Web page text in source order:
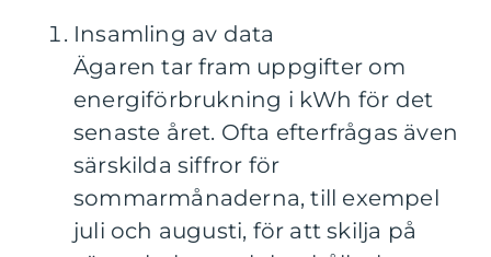
Insamling av data
Ägaren tar fram uppgifter om
energiförbrukning i kWh för det
senaste året. Ofta efterfrågas även
särskilda siffror för
sommarmånaderna, till exempel
juli och augusti, för att skilja på